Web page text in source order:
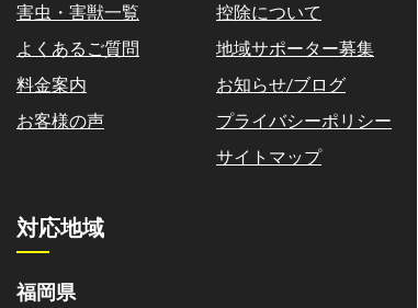
害虫・害獣一覧
よくあるご質問
料金案内
お客様の声
控除について
地域サポーター募集
お知らせ/ブログ
プライバシーポリシー
サイトマップ
対応地域
福岡県